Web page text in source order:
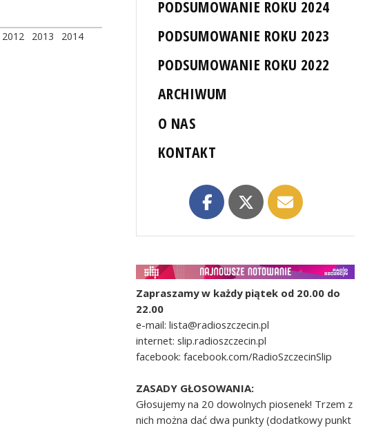
2012 2013
2014
PODSUMOWANIE ROKU 2024
PODSUMOWANIE ROKU 2023
PODSUMOWANIE ROKU 2022
ARCHIWUM
O NAS
KONTAKT
Zapraszamy w każdy piątek od 20.00 do
22.00
e-mail: lista@radioszczecin.pl
internet: slip.radioszczecin.pl
facebook: facebook.com/RadioSzczecinSlip
ZASADY GŁOSOWANIA:
Głosujemy na 20 dowolnych piosenek! Trzem z
nich można dać dwa punkty (dodatkowy punkt